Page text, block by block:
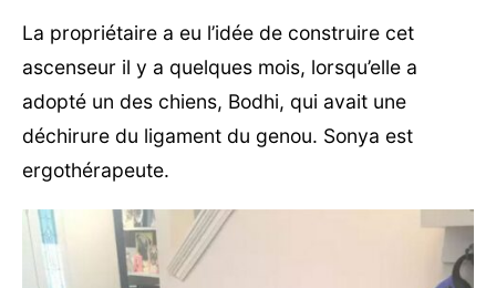
La propriétaire a eu l’idée de construire cet
ascenseur il y a quelques mois, lorsqu’elle a
adopté un des chiens, Bodhi, qui avait une
déchirure du ligament du genou. Sonya est
ergothérapeute.